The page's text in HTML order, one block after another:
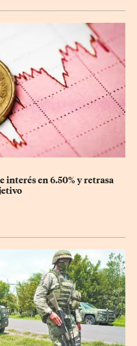
interés en 6.50% y retrasa